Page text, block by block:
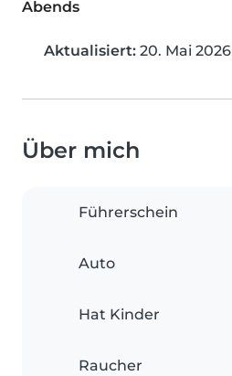
Abends
Aktualisiert: 20. Mai 2026
Über mich
Führerschein
Auto
Hat Kinder
Raucher